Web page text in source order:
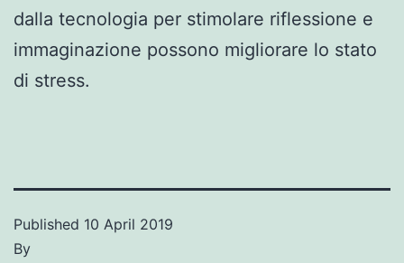
dalla tecnologia per stimolare riflessione e
immaginazione possono migliorare lo stato
di stress.
Published 10 April 2019
By